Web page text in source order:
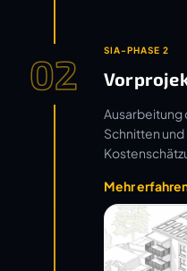
02 SIA-PHASE 2
Ausarbeitung
Schnitten und
Mehr